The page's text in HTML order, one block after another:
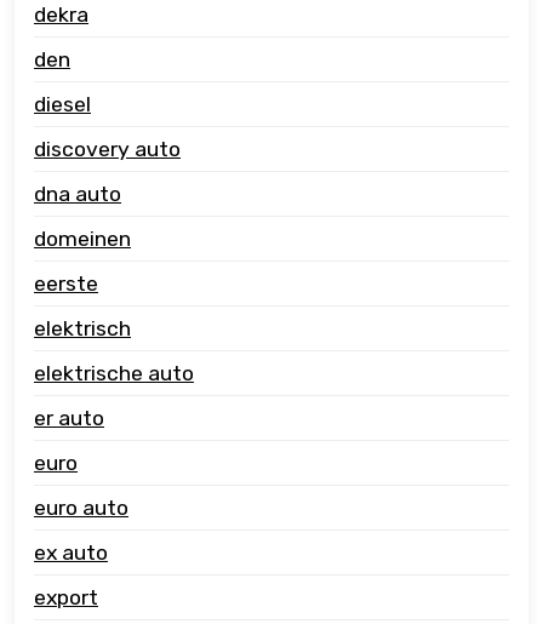
dekra
den
diesel
discovery auto
dna auto
domeinen
eerste
elektrisch
elektrische auto
er auto
euro
euro auto
ex auto
export